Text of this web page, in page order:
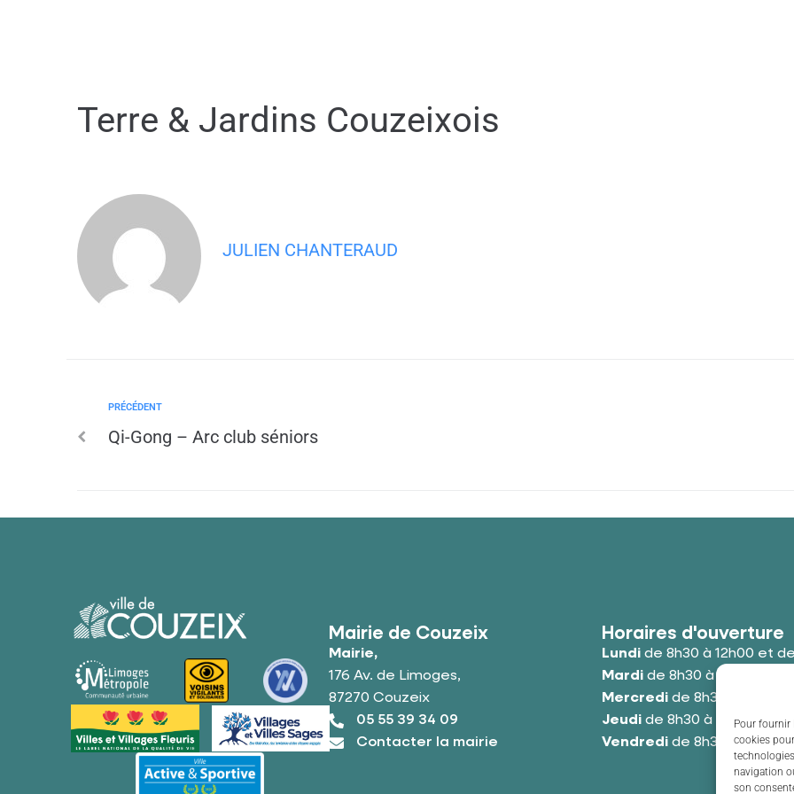
Pour fournir
cookies
navigation
son
Terre & Jardins Couzeixois
JULIEN CHANTERAUD
PRÉCÉDENT
Qi-Gong – Arc club séniors
Mairie de Couzeix
Mairie,
176 Av. de Limoges,
87270 Couzeix
05 55 39 34 09
Contacter la mairie
Horaires d'ouverture
Lundide 8h30 à 12h00 et de
Mardide 8h30 à 12h00 et de
Mercredide 8h30 à 12h00
Jeudide 8h30 à 12h00 et
Vendredide 8h30 à 12h00